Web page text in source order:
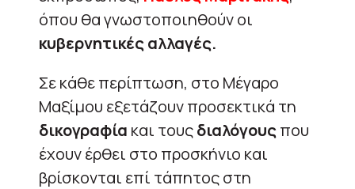
όπου θα γνωστοποιηθούν οι
κυβερνητικές αλλαγές.
Σε κάθε περίπτωση, στο Μέγαρο
Μαξίμου εξετάζουν προσεκτικά τη
δικογραφία και τουςδιαλόγουςπου
έχουν έρθει στο προσκήνιο και
βρίσκονται επί τάπητος στη